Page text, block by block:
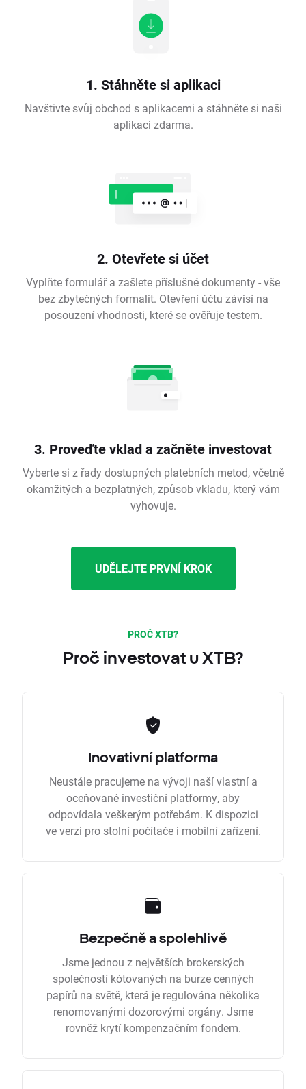
1. Stáhněte si aplikaci
Navštivte svůj obchod s aplikacemi a stáhněte si naši
aplikaci zdarma.
2. Otevřete si účet
Vyplňte formulář a zašlete příslušné dokumenty - vše
bez zbytečných formalit. Otevření účtu závisí na
posouzení vhodnosti, které se ověřuje testem.
3. Proveďte vklad a začněte investovat
Vyberte si z řady dostupných platebních metod, včetně
okamžitých a bezplatných, způsob vkladu, který vám
vyhovuje.
UDĚLEJTE PRVNÍ KROK
PROČ XTB?
Proč investovat u XTB?
Inovativní platforma
Neustále pracujeme na vývoji naší vlastní a
oceňované investiční platformy, aby
odpovídala veškerým potřebám. K dispozici
ve verzi pro stolní počítače i mobilní zařízení.
Bezpečně a spolehlivě
Jsme jednou z největších brokerských
společností kótovaných na burze cenných
papírů na světě, která je regulována několika
renomovanými dozorovými orgány. Jsme
rovněž krytí kompenzačním fondem.